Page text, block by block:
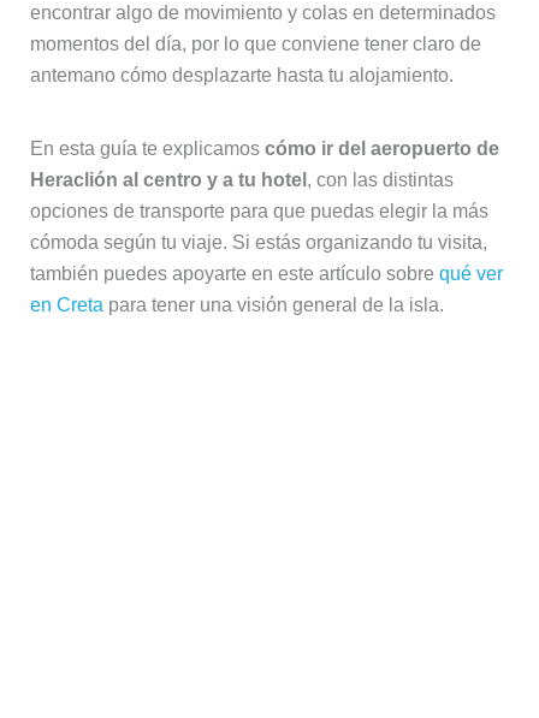
encontrar algo de movimiento y colas en determinados
momentos del día, por lo que conviene tener claro de
antemano cómo desplazarte hasta tu alojamiento.
En esta guía te explicamos cómo ir del aeropuerto de
Heraclión al centro y a tu hotel , con las distintas
opciones de transporte para que puedas elegir la más
cómoda según tu viaje. Si estás organizando tu visita,
también puedes apoyarte en este artículo sobre qué ver
en Creta para tener una visión general de la isla.